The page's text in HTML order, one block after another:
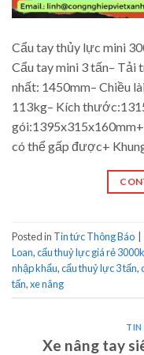
Cẩu tay thủy lực mini
Cẩu tay mini 3 tấn– Tải
nhất: 1450mm– Chiều
113kg– Kích
có thể gấp được+
Posted in Tin tức Thông Báo
Loan,cẩu thuỷ lực giá rẻ
nhập khẩu,cẩu thuỷ lực 3 tấn,
tấn,xe nâng
TIN
Xe nâng tay